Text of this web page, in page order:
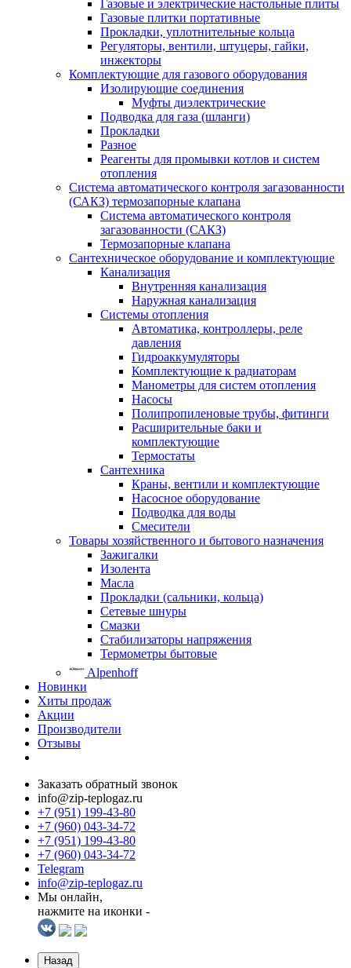
Газовые и электрические настольные плиты
Газовые плитки портативные
Прокладки, уплотнительные кольца
Регуляторы, вентили, штуцеры, гайки,
инжекторы
Комплектующие для газового оборудования
Изолирующие соединения
Муфты диэлектрические
Подводка для газа (шланги)
Прокладки
Разное
Реагенты для промывки котлов и систем
отопления
Система автоматического контроля загазованности
(САКЗ) термозапорные клапана
Система автоматического контроля
загазованности (САКЗ)
Термозапорные клапана
Сантехническое оборудование и комплектующие
Канализация
Внутренняя канализация
Наружная канализация
Системы отопления
Автоматика, контроллеры, реле
давления
Гидроаккумуляторы
Комплектующие к радиаторам
Манометры для систем отопления
Насосы
Полипропиленовые трубы, фитинги
Расширительные баки и
комплектующие
Термостаты
Сантехника
Краны, вентили и комплектующие
Насосное оборудование
Подводка для воды
Смесители
Товары хозяйственного и бытового назначения
Зажигалки
Изолента
Масла
Прокладки (сальники, кольца)
Сетевые шнуры
Смазки
Стабилизаторы напряжения
Термометры бытовые
Alpenhoff
Новинки
Хиты продаж
Акции
Производители
Отзывы
Заказать обратный звонок
info@zip-teplogaz.ru
+7 (951) 199-43-80
+7 (960) 043-34-72
+7 (951) 199-43-80
+7 (960) 043-34-72
Telegram
info@zip-teplogaz.ru
Мы онлайн,
нажмите на иконки -
Назад